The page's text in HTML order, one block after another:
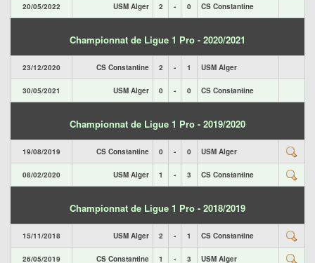
20/05/2022 USM Alger 2 - 0 CS Constantine
Championnat de Ligue 1 Pro - 2020/2021
23/12/2020 CS Constantine 2 - 1 USM Alger
30/05/2021 USM Alger 0 - 0 CS Constantine
Championnat de Ligue 1 Pro - 2019/2020
19/08/2019 CS Constantine 0 - 0 USM Alger
08/02/2020 USM Alger 1 - 3 CS Constantine
Championnat de Ligue 1 Pro - 2018/2019
15/11/2018 USM Alger 2 - 1 CS Constantine
26/05/2019 CS Constantine 1 - 3 USM Alger